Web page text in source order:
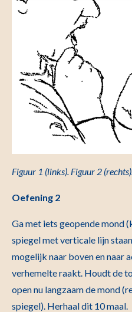
Figuur 1 (links). Figuur 2 (rechts).
Oefening 2
Ga met iets geopende mond
spiegel met verticale lijn
mogelijk naar boven en naar
verhemelte raakt. Houdt de
open nu langzaam de mond
spiegel). Herhaal dit 10 maal.